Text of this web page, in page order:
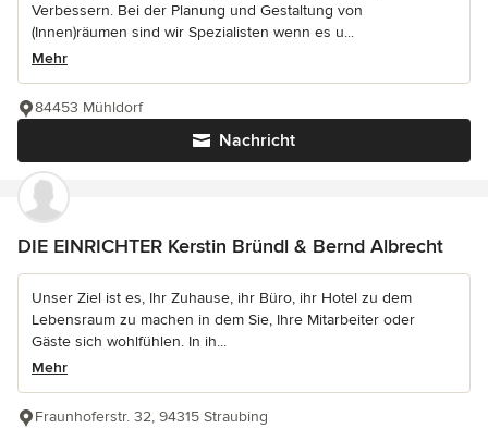
Verbessern. Bei der Planung und Gestaltung von
(Innen)räumen sind wir Spezialisten wenn es u...
Mehr
Nachricht
84453 Mühldorf
DIE EINRICHTER Kerstin Bründl & Bernd Albrecht
Unser Ziel ist es, Ihr Zuhause, ihr Büro, ihr Hotel zu dem
Lebensraum zu machen in dem Sie, Ihre Mitarbeiter oder
Gäste sich wohlfühlen. In ih...
Mehr
Fraunhoferstr. 32, 94315 Straubing